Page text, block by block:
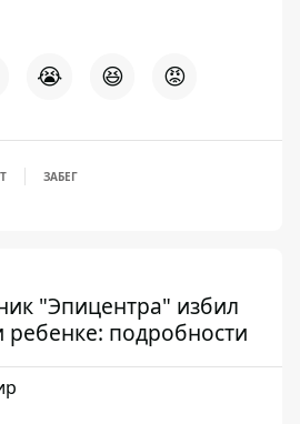
😭 😆 😡
ЗАБЕГ
"Эпицентра" избил
ребенке: подробности